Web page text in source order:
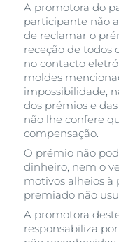
A promotora do
participante não
de reclamar o
receção de todos
no contacto
moldes
impossibilidade,
dos prémios e
não lhe confere
compensação.
O prémio não
dinheiro, nem o
motivos alheios à
premiado não
A promotora
responsabiliza